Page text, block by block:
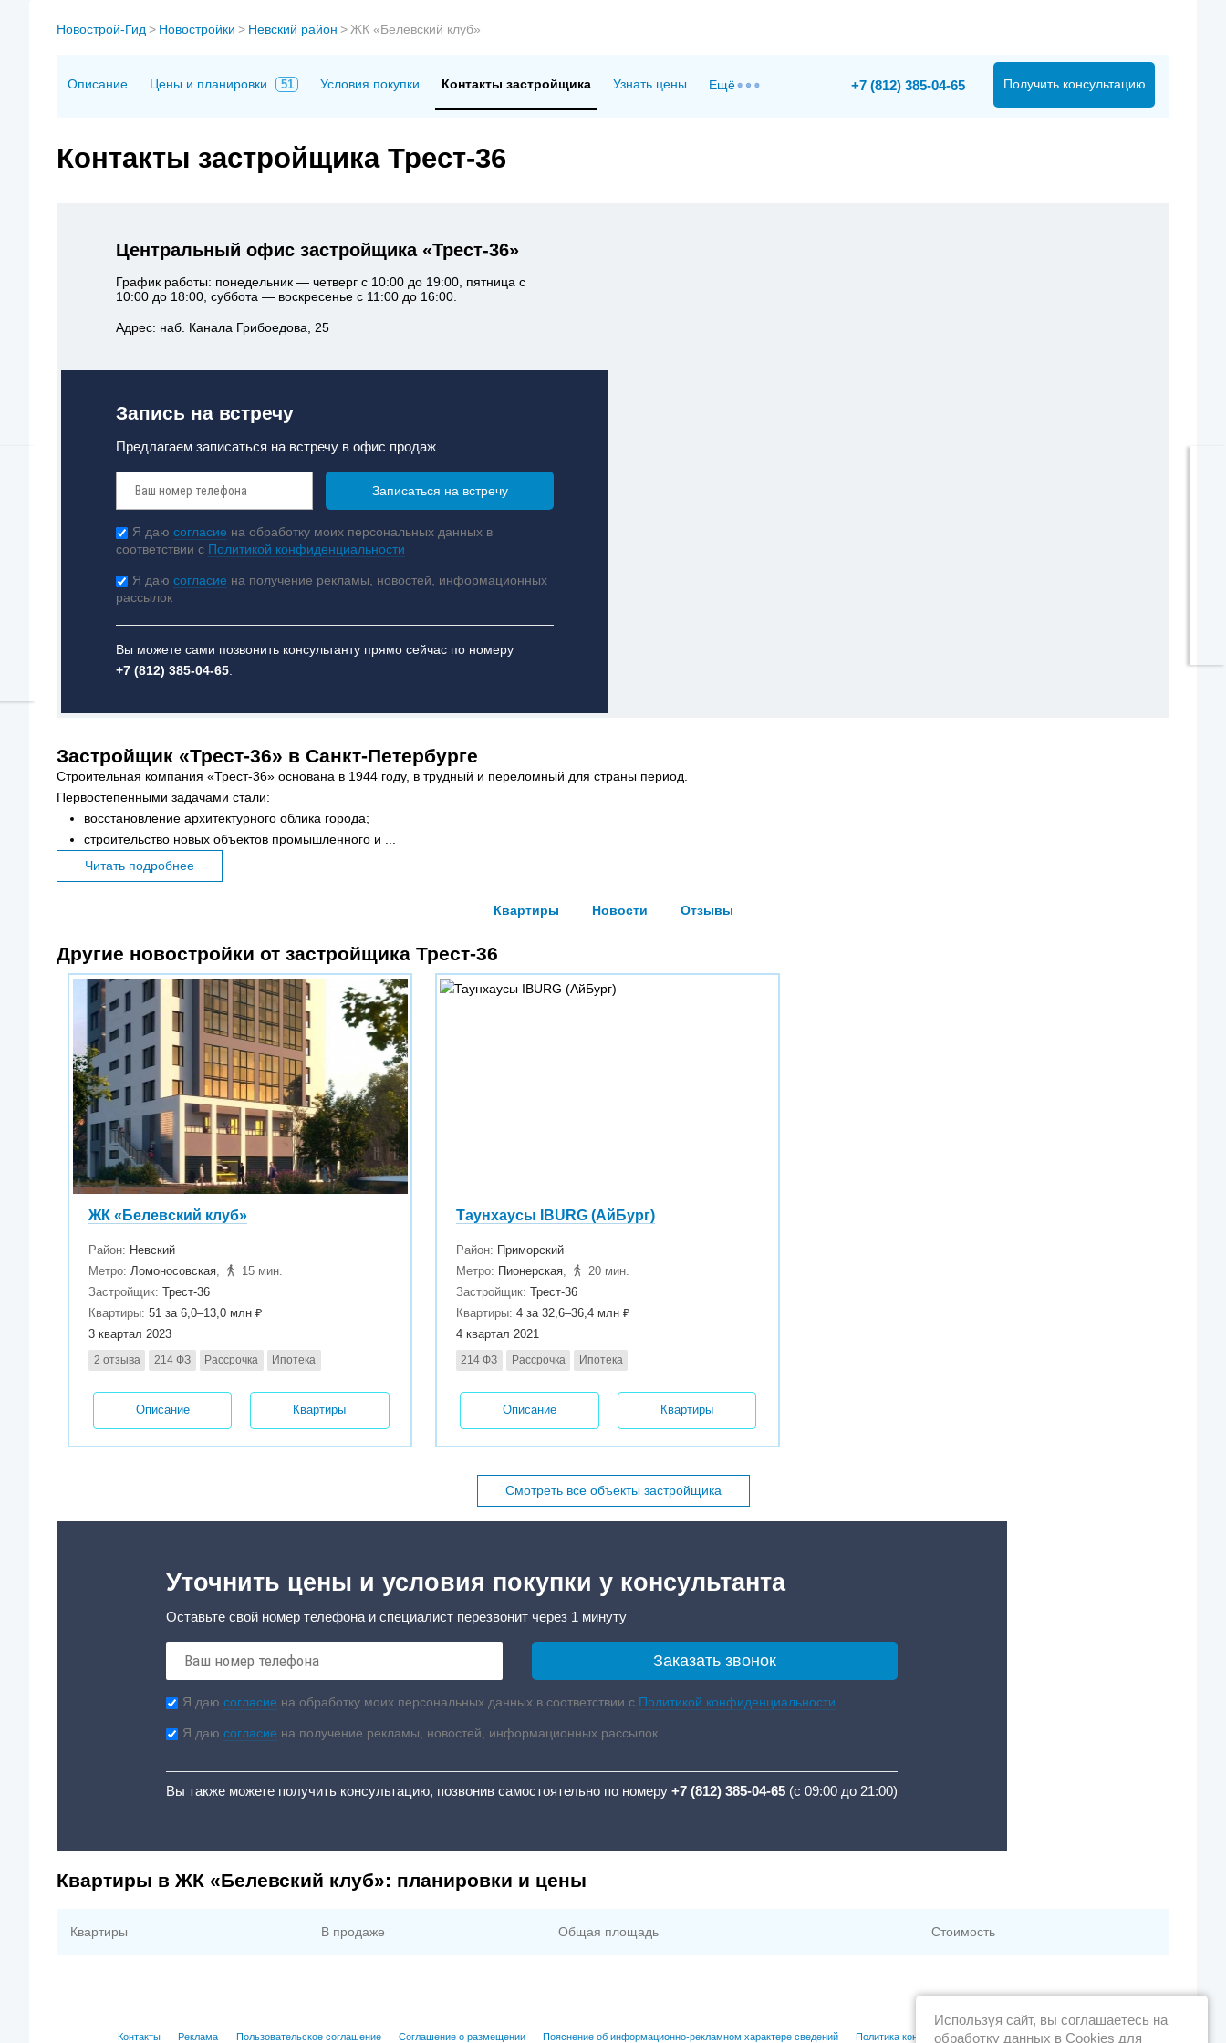
Новострой-Гид > Новостройки > Невский район > ЖК «Белевский клуб»
Описание Цены и планировки 51 Условия покупки Контакты застройщика Узнать цены Ещё Получить консультацию
+7 (812) 385-04-65
Контакты застройщика Трест-36
Центральный офис застройщика «Трест-36»
График работы: понедельник — четверг с 10:00 до 19:00, пятница с
10:00 до 18:00, суббота — воскресенье с 11:00 до 16:00.
Адрес: наб. Канала Грибоедова, 25
Запись на встречу
Предлагаем записаться на встречу в офис продаж
Я даю согласие на обработку моих персональных данных в
соответствии с Политикой конфиденциальности
Я даю согласие на получение рекламы, новостей, информационных
рассылок
Вы можете сами позвонить консультанту прямо сейчас по номеру
+7 (812) 385-04-65.
Застройщик «Трест-36» в Санкт-Петербурге
Строительная компания «Трест-36» основана в 1944 году, в трудный и переломный для страны период.
Первостепенными задачами стали:
восстановление архитектурного облика города;
строительство новых объектов промышленного и ...
Читать подробнее
Квартиры Новости Отзывы
Другие новостройки от застройщика Трест-36
ЖК «Белевский клуб»
Район: Невский
Метро: Ломоносовская,
15 мин.
Застройщик:
Трест-36
Квартиры:51 за 6,0–13,0 млн ₽
3 квартал 2023
2 отзыва
214 ФЗ Рассрочка Ипотека
Описание Квартиры
Таунхаусы IBURG (АйБург)
Район:
Приморский
Метро:
Пионерская,
20 мин.
Застройщик:
Трест-36
Квартиры: 4 за 32,6–36,4 млн ₽
4 квартал 2021
214 ФЗ
Рассрочка Ипотека
Описание Квартиры
Смотреть все объекты застройщика
Уточнить цены и условия покупки у консультанта
Оставьте свой номер телефона и специалист перезвонит через 1 минуту
Я даю согласие на обработку моих персональных данных в соответствии с Политикой конфиденциальности
Я даю согласие на получение рекламы, новостей, информационных рассылок
Вы также можете получить консультацию, позвонив самостоятельно по номеру +7 (812) 385-04-65 (с 09:00 до 21:00)
Квартиры в ЖК «Белевский клуб»: планировки и цены
Квартиры В продаже Общая площадь Стоимость
Контакты Реклама Пользовательское соглашение Соглашение о размещении Пояснение об информационно-рекламном характере сведений Политика конфиденциальности
Используя сайт, вы соглашаетесь на
обработку данных в Cookies для